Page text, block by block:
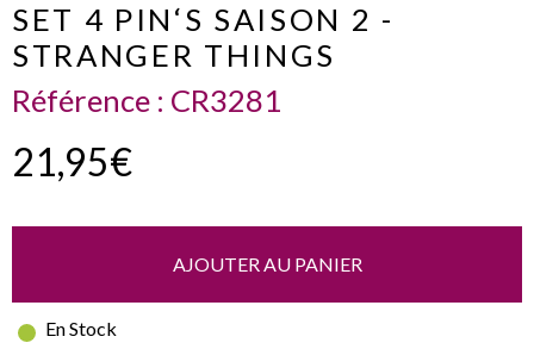
SET 4 PIN‘S SAISON 2 -
STRANGER THINGS
Référence : CR3281
21,95€
AJOUTER AU PANIER
En Stock